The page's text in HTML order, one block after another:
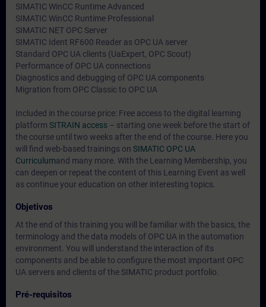
SIMATIC WinCC Runtime Advanced
SIMATIC WinCC Runtime Professional
SIMATIC NET OPC Server
SIMATIC Ident RF600 Reader as OPC UA server
Standard OPC UA clients (UaExpert, OPC Scout)
Performance of OPC UA connections
Diagnostics and debugging of OPC UA components
Migration from OPC Classic to OPC UA
Included in the course price: Free access to the digital learning
platform SITRAIN access – starting one week before the start of
the course until two weeks after the end of the course. Here you
will find web-based trainings on SIMATIC OPC UA
Curriculumand many more. With the Learning Membership, you
can deepen or repeat the content of this Learning Event as well
as continue your education on other interesting topics.
Objetivos
At the end of this training you will be familiar with the basics, the
terminology and the data models of OPC UA in the automation
environment. You will understand the interaction of its
components and be able to configure the most important OPC
UA servers and clients of the SIMATIC product portfolio.
Pré-requisitos